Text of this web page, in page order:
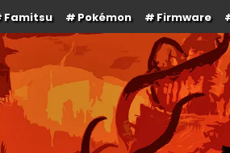
Famitsu Pokémon Firmware